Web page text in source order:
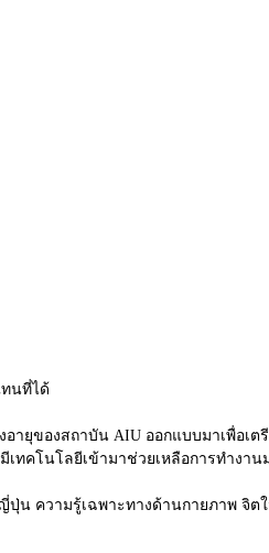
นที่ได้
ายุของสถาบัน AIU ออกแบบมาเพื่อเ
เทคโนโลยีเข้ามาช่วยเหลือการทำง
ปุ่น ความรู้เฉพาะทางด้านกายภาพ จิ